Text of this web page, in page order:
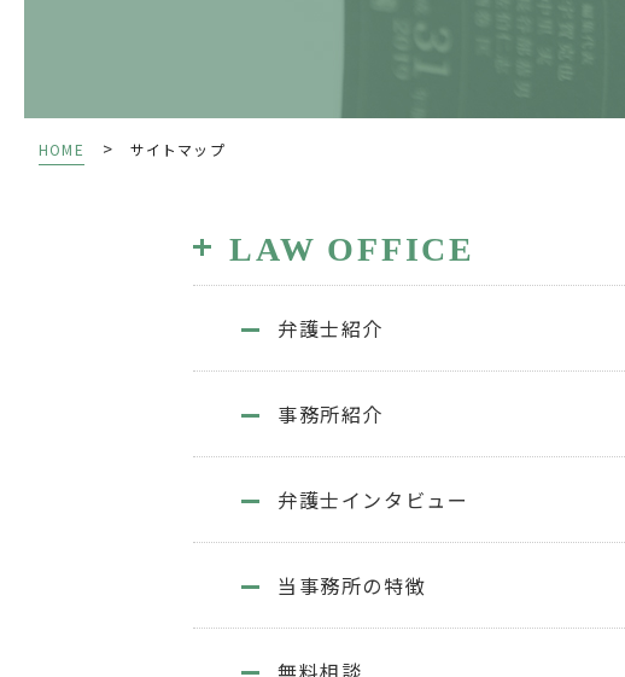
HOME > サイトマップ
LAW OFFICE
弁護士紹介
事務所紹介
弁護士インタビュー
当事務所の特徴
無料相談